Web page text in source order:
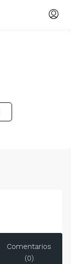
Comentarios
(0)